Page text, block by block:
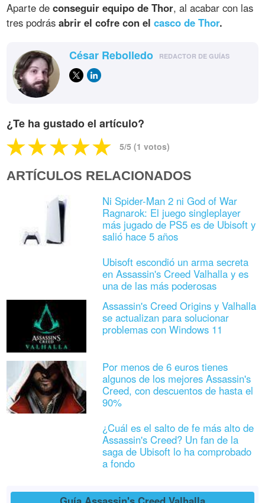
Aparte deconseguir equipo de Thor, al acabar con las
tres podrásabrir el cofre con elcasco de Thor.
César Rebolledo REDACTOR DE GUÍAS
¿Te ha gustado el artículo?
5/5 (1 votos)
ARTÍCULOS RELACIONADOS
Ni Spider-Man 2 ni God of War
Ragnarok: El juego singleplayer
más jugado de PS5 es de Ubisoft y
salió hace 5 años
Ubisoft escondió un arma secreta
en Assassin's Creed Valhalla y es
una de las más poderosas
Assassin's Creed Origins y Valhalla
se actualizan para solucionar
problemas con Windows 11
Por menos de 6 euros tienes
algunos de los mejores Assassin's
Creed, con descuentos de hasta el
90%
¿Cuál es el salto de fe más alto de
Assassin's Creed? Un fan de la
saga de Ubisoft lo ha comprobado
a fondo